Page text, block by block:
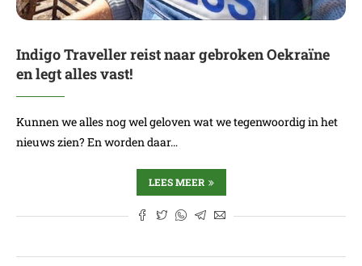
Indigo Traveller reist naar gebroken Oekraïne
en legt alles vast!
Kunnen we alles nog wel geloven wat we tegenwoordig in het
nieuws zien? En worden daar…
LEES MEER